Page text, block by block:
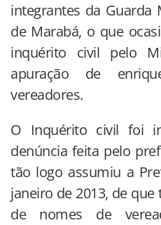
integrantes da Guarda
de Marabá, o que
inquérito civil pelo
apuração de
vereadores.
O Inquérito civil foi
denúncia feita pelo
tão logo assumiu a
janeiro de 2013, de
de nomes de